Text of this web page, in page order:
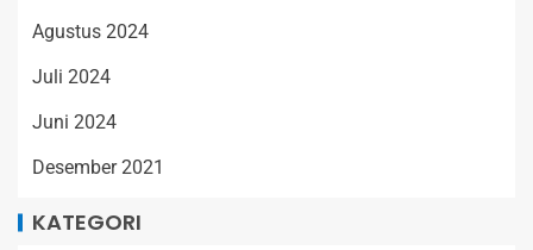
Agustus 2024
Juli 2024
Juni 2024
Desember 2021
KATEGORI